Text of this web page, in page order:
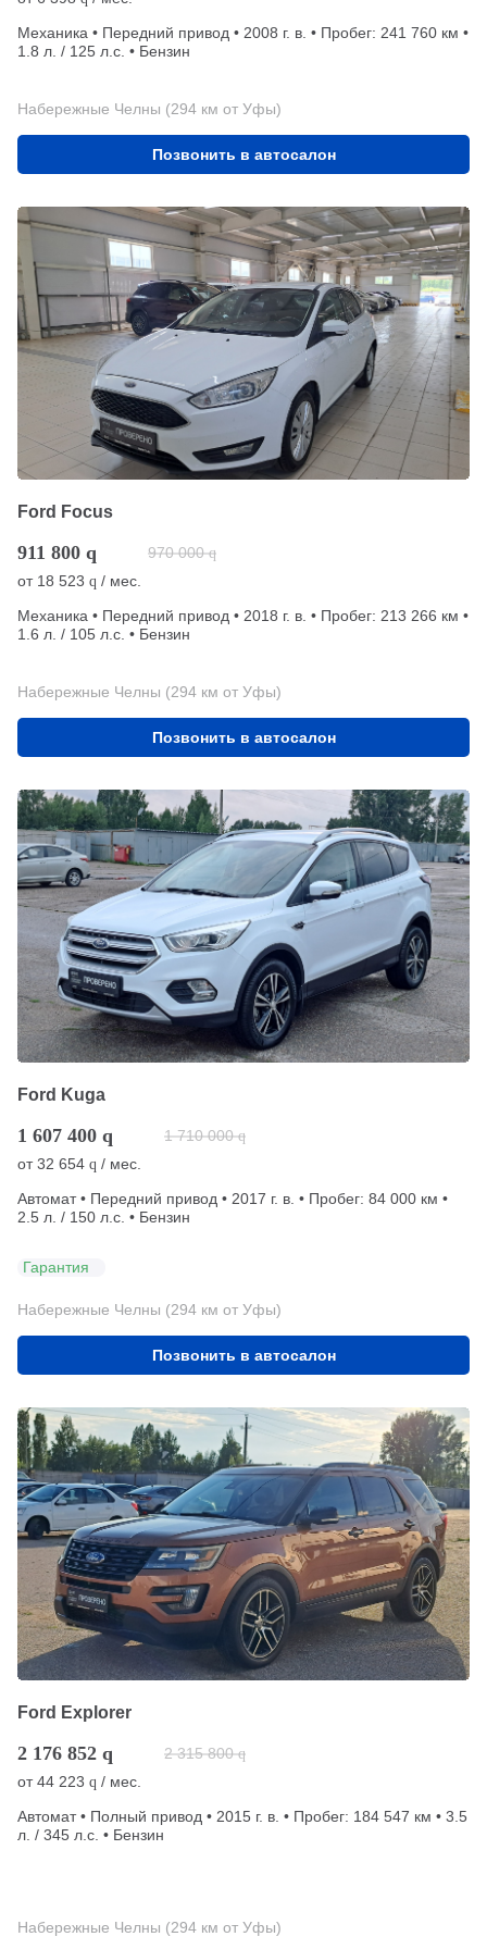
Механика • Передний привод • 2008 г. в. • Пробег: 241 760 км •
1.8 л. / 125 л.с. • Бензин
Набережные Челны (294 км от Уфы)
Позвонить в автосалон
Ford Focus
911 800 q 970 000 q
от 18 523 q / мес.
Механика • Передний привод • 2018 г. в. • Пробег: 213 266 км •
1.6 л. / 105 л.с. • Бензин
Набережные Челны (294 км от Уфы)
Позвонить в автосалон
Ford Kuga
1 607 400 q 1 710 000 q
от32 654 q / мес.
Автомат • Передний привод • 2017 г. в. • Пробег: 84 000 км •
2.5 л. / 150 л.с. • Бензин
Гарантия
Набережные Челны (294 км от Уфы)
Позвонить в автосалон
Ford Explorer
2 176 852 q 2 315 800 q
от44 223 q / мес.
Автомат • Полный привод • 2015 г. в. • Пробег: 184 547 км • 3.5
л. / 345 л.с. • Бензин
Набережные Челны (294 км от Уфы)